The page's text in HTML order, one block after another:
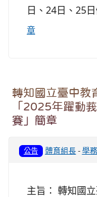
日、24日、25
章
轉知國立臺中教
「2025年躍動
賽」簡章
公告 體育組長-學
主旨： 轉知國